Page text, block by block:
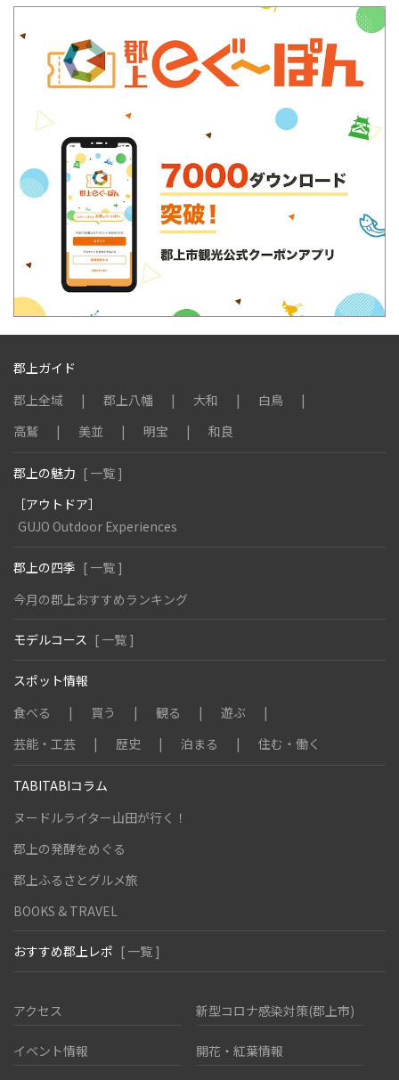
郡上ガイド
郡上全域
郡上八幡 大和
白鳥
高鷲
美並 明宝 和良
郡上の魅力 [ 一覧 ]
［アウトドア］
GUJO Outdoor Experiences
郡上の四季 [ 一覧 ]
今月の郡上おすすめランキング
モデルコース [ 一覧 ]
スポット情報
食べる
買う 観る
遊ぶ
芸能・工芸
歴史 泊まる 住む・働く
TABITABIコラム
ヌードルライター山田が行く！
郡上の発酵をめぐる
郡上ふるさとグルメ旅
BOOKS & TRAVEL
おすすめ郡上レポ [ 一覧 ]
アクセス 新型コロナ感染対策(郡上市)
イベント情報 開花・紅葉情報